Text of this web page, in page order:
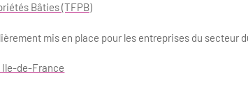
Bâties (TFPB)
mis en place pour les entreprises du secteur
Ile-de-France